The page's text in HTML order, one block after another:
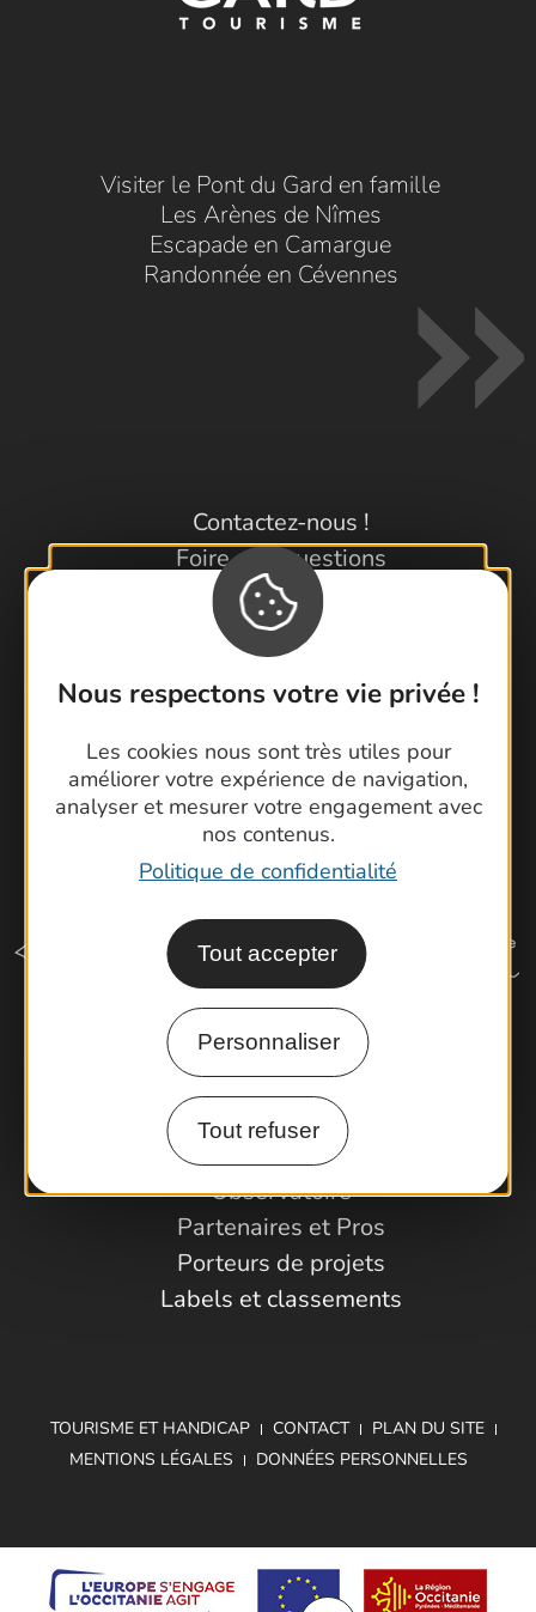
Nous respectons votre vie privée !
Les cookies nous sont très utiles pour
améliorer votre expérience de navigation,
analyser et mesurer votre engagement avec
nos contenus.
Politique de confidentialité
Tout accepter
Personnaliser
Tout refuser
Visiter le Pont du Gard en famille
Les Arènes de Nîmes
Escapade en Camargue
Randonnée en Cévennes
Contactez-nous !
Foire aux questions
Brochures
Cartoguides et Topoguides
Latitude Gard
Espace Pro
Observatoire
Partenaires et Pros
Porteurs de projets
Labels et classements
TOURISME ET HANDICAP CONTACT
PLAN DU SITE
MENTIONS LÉGALES
DONNÉES PERSONNELLES